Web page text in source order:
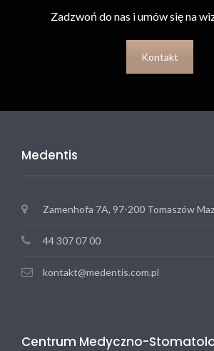
Zadzwoń do nas i umów się na
Kontakt
Medentis
Zamenhofa 7A, 97-200 Tomaszów
44 307 07 00
kontakt@medentis.com.pl
Centrum Medyczno-